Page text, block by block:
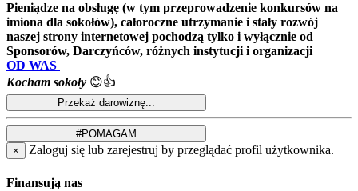
Pieniądze na obsługę (w tym przeprowadzenie konkursów na
imiona dla sokołów), całoroczne utrzymanie i stały rozwój
naszej strony internetowej pochodzą tylko i wyłącznie od
Sponsorów, Darczyńców, różnych instytucji i organizacji
OD WAS
Kocham sokoły 😊👍
× Zaloguj się lub zarejestruj by przeglądać profil użytkownika.
Finansują nas